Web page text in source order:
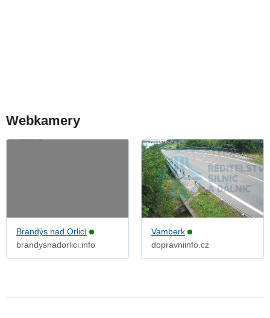
Webkamery
Brandýs nad Orlicí
brandysnadorlici.info
Vamberk
dopravniinfo.cz